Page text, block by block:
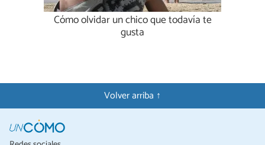
Cómo olvidar un chico que todavía te
gusta
Volver arriba ↑